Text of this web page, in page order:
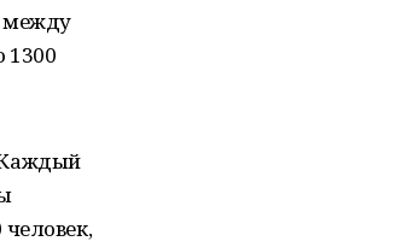
между
1300
Каждый